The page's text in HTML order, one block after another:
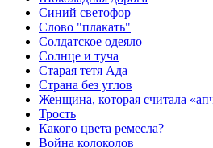
Синий светофор
Слово "плакать"
Солдатское одеяло
Солнце и туча
Старая тетя Ада
Страна без углов
Женщина, которая считала
Трость
Какого цвета ремесла?
Война колоколов